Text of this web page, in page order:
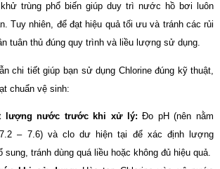
trùng phổ biến giúp duy trì nước hồ bơi luôn
Tuy nhiên, để đạt hiệu quả tối ưu và tránh các rủi
tuân thủ đúng quy trình và liều lượng sử dụng.
chi tiết giúp bạn sử dụng Chlorine đúng kỹ thuật,
chuẩn vệ sinh:
lượng nước trước khi xử lý: Đo pH (nên nằm
7.2 – 7.6) và clo dư hiện tại để xác định lượng
sung, tránh dùng quá liều hoặc không đủ hiệu quả.